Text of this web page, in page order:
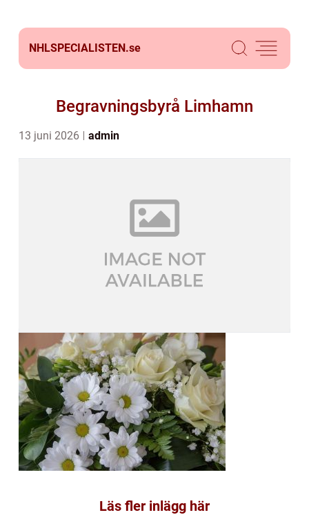
NHLSPECIALISTEN.se
Begravningsbyrå Limhamn
13 juni 2026 admin
Läs fler inlägg här